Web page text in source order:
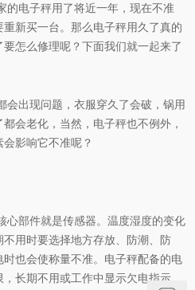
的电子秤用了将近一年，现在不准
新买一台。 那么电子秤用久了真的
怎么修理呢？下面我们就一起来了
会出现问题，衣服穿久了会破，锅用
会老化，当然，电子秤也不例外 ，
影响它不准呢？
部件就是传感器。 温度湿度的变化
不用时要选择地方存放、防潮、防
也会使称量不准。 电子秤配备的电
长期不用或工作中显示欠电指示